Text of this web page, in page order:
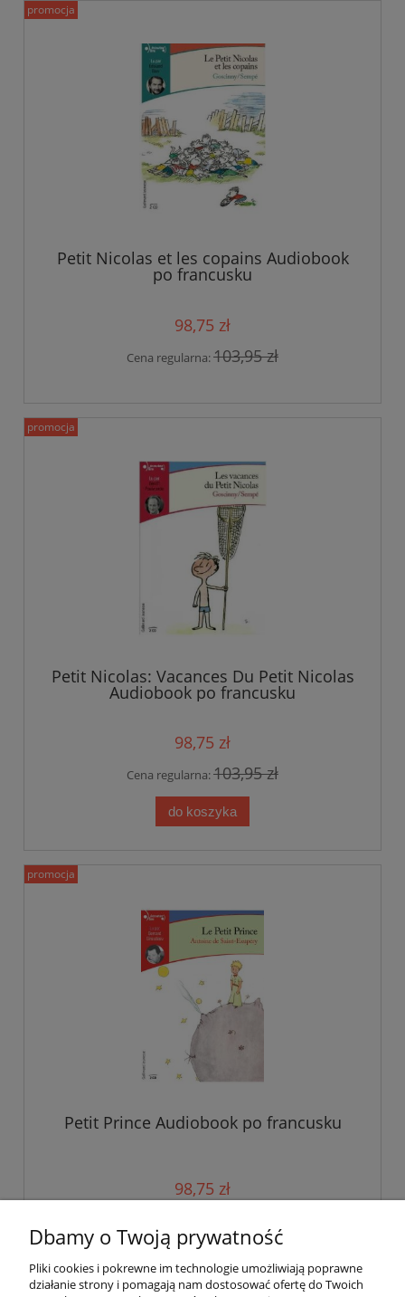
Petit Nicolas et les copains Audiobook
po francusku
98,75 zł
Cena regularna:103,95 zł
promocja
Petit Nicolas: Vacances Du Petit Nicolas
Audiobook po francusku
98,75 zł
Cena regularna:103,95 zł
do koszyka
promocja
Petit Prince Audiobook po francusku
98,75 zł
promocja
Dbamy o Twoją prywatność
Pliki cookies i pokrewne im technologie umożliwiają poprawne
działanie strony i pomagają nam dostosować ofertę do Twoich